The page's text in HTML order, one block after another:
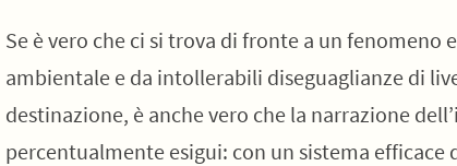
Se è vero che ci si trova di fronte a un
ambientale e da intollerabili diseguaglianze di
destinazione, è anche vero che la narrazione
percentualmente esigui: con un sistema